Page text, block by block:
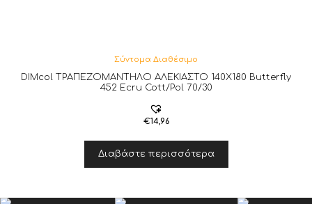
Σύντομα Διαθέσιμο
DIMcol ΤΡΑΠΕΖΟΜΑΝΤΗΛΟ ΑΛΕΚΙΑΣΤΟ 140X180 Butterfly
452 Ecru Cott/Pol 70/30
€14,96
Διαβάστε περισσότερα